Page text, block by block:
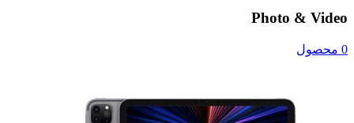
Photo & Video
0 محصول